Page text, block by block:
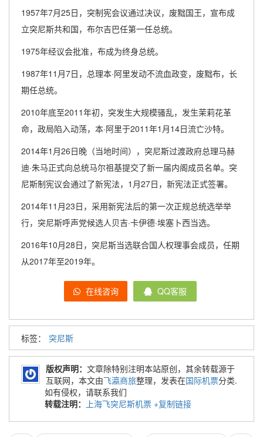
1957年7月25日，突制宪会议通过决议，废黜国王，宣布成
立突尼斯共和国，布尔吉巴任第一任总统。
1975年经议会批准，布成为终身总统。
1987年11月7日，总理本·阿里发动不流血政变，废黜布，长
期任总统。
2010年底至2011年初，突发生大规模骚乱，发生茉莉花革
命，政局陷入动荡，本·阿里于2011年1月14日流亡沙特。
2014年1月26日晚（当地时间），突尼斯过渡政府总理马赫
迪·朱马正式向总统马尔祖基提交了新一届内阁成员名单。突
尼斯制宪议会通过了新宪法，1月27日，新宪法正式签署。
2014年11月23日，采用新宪法后的第一次正规总统选举举
行，突尼斯呼声党候选人贝吉·卡伊德·埃塞卜西当选。
2016年10月28日，突尼斯当选联合国人权理事会成员，任期
从2017年至2019年。
在线咨询 QQ客服
标签： 突尼斯
版权声明： 文章除特别注明本站原创，其余转载源于
互联网，本文由飞瀛商旅整理，发表在国际机票分类.
如有侵权，请联系我们
转载注明：
上海飞突尼斯机票 +复制链接